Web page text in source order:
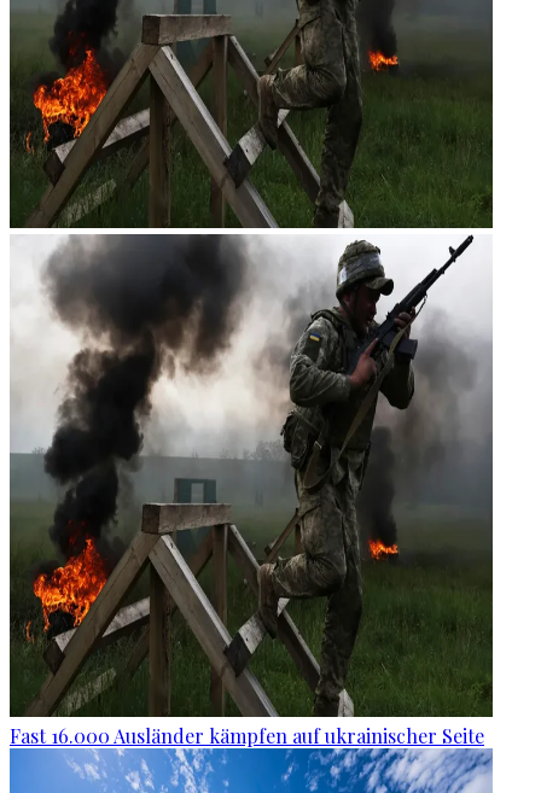
Fast 16.000 Ausländer kämpfen auf ukrainischer Seite